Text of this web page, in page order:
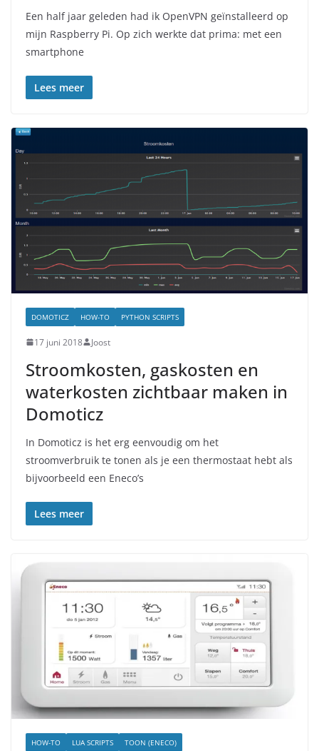
Een half jaar geleden had ik OpenVPN geïnstalleerd op
mijn Raspberry Pi. Op zich werkte dat prima: met een
smartphone
Lees meer
DOMOTICZ HOW-TO PYTHON SCRIPTS
17 juni 2018 Joost
Stroomkosten, gaskosten en
waterkosten zichtbaar maken in
Domoticz
In Domoticz is het erg eenvoudig om het
stroomverbruik te tonen als je een thermostaat hebt als
bijvoorbeeld een Eneco’s
Lees meer
HOW-TO LUA SCRIPTS TOON (ENECO)